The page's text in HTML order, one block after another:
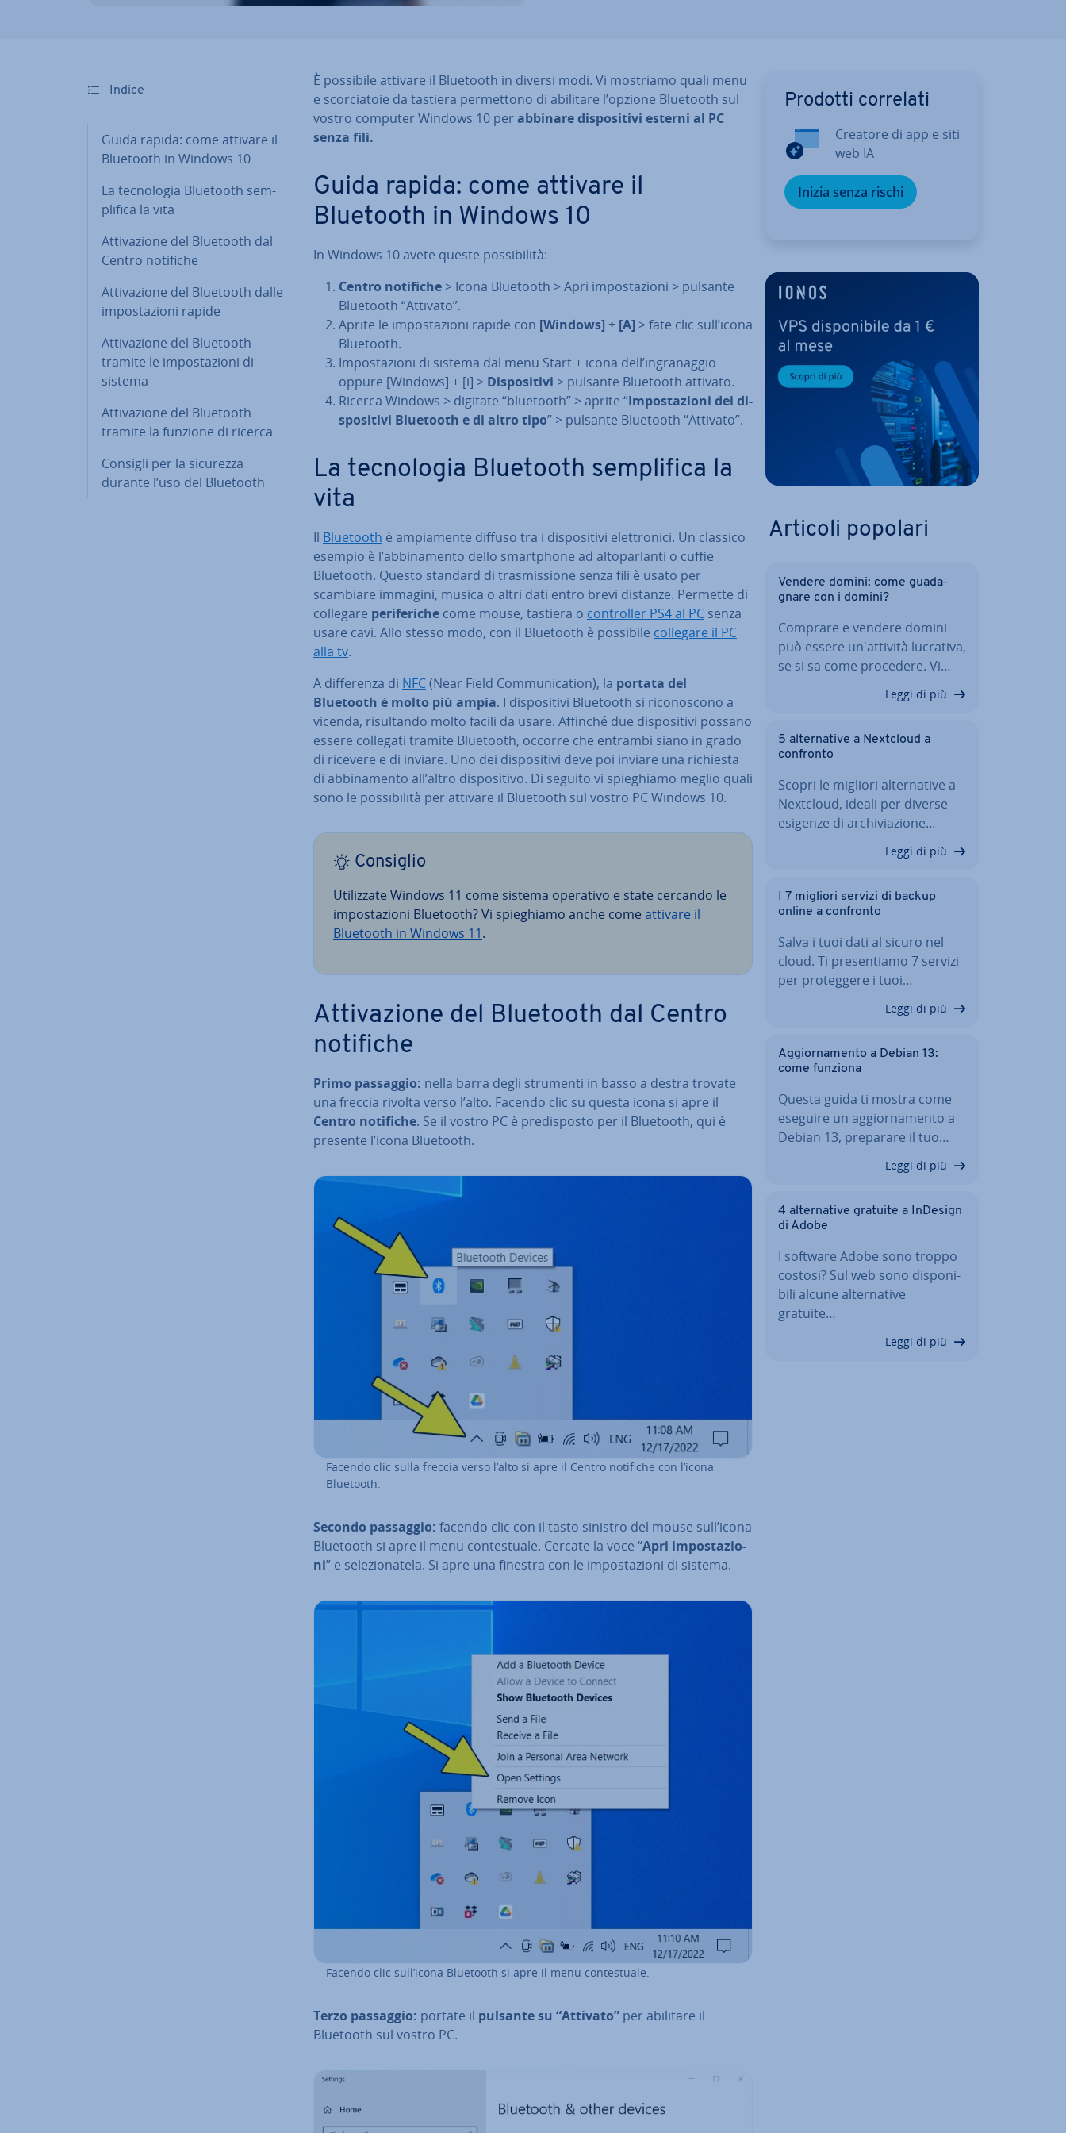
Indice
Guida rapida: come attivare il
Bluetooth in Windows 10
La tec­no­lo­gia Bluetooth sem­
pli­fi­ca la vita
At­ti­va­zio­ne del Bluetooth dal
Centro notifiche
At­ti­va­zio­ne del Bluetooth dalle
im­po­sta­zio­ni rapide
At­ti­va­zio­ne del Bluetooth
tramite le im­po­sta­zio­ni di
sistema
At­ti­va­zio­ne del Bluetooth
tramite la funzione di ricerca
Consigli per la sicurezza
durante l’uso del Bluetooth
È possibile attivare il Bluetooth in diversi modi. Vi mostriamo quali menu
e scor­cia­to­ie da tastiera per­met­to­no di abilitare l’opzione Bluetooth sul
vostro computer Windows 10 per abbinare di­spo­si­ti­vi esterni al PC
senza fili.
Guida rapida: come attivare il
Bluetooth in Windows 10
In Windows 10 avete queste pos­si­bi­li­tà:
Centro notifiche > Icona Bluetooth > Apri im­po­sta­zio­ni > pulsante
Bluetooth “Attivato”.
Aprite le im­po­sta­zio­ni rapide con [Windows] + [A] > fate clic sull’icona
Bluetooth.
Im­po­sta­zio­ni di sistema dal menu Start + icona dell’in­gra­nag­gio
oppure [Windows] + [i] > Di­spo­si­ti­vi > pulsante Bluetooth attivato.
Ricerca Windows > digitate “bluetooth” > aprite “Im­po­sta­zio­ni dei di­
spo­si­ti­vi Bluetooth e di altro tipo” > pulsante Bluetooth “Attivato”.
La tec­no­lo­gia Bluetooth sem­pli­fi­ca la
vita
Il Bluetooth è am­pia­men­te diffuso tra i di­spo­si­ti­vi elet­tro­ni­ci. Un classico
esempio è l’ab­bi­na­men­to dello smart­pho­ne ad al­to­par­lan­ti o cuffie
Bluetooth. Questo standard di tra­smis­sio­ne senza fili è usato per
scambiare immagini, musica o altri dati entro brevi distanze. Permette di
collegare pe­ri­fe­ri­che come mouse, tastiera o con­trol­ler PS4 al PC senza
usare cavi. Allo stesso modo, con il Bluetooth è possibile collegare il PC
alla tv.
A dif­fe­ren­za di NFC(Near Field Com­mu­ni­ca­tion), la portata del
Bluetooth è molto più ampia. I di­spo­si­ti­vi Bluetooth si ri­co­no­sco­no a
vicenda, ri­sul­tan­do molto facili da usare. Affinché due di­spo­si­ti­vi possano
essere collegati tramite Bluetooth, occorre che entrambi siano in grado
di ricevere e di inviare. Uno dei di­spo­si­ti­vi deve poi inviare una richiesta
di ab­bi­na­men­to all’altro di­spo­si­ti­vo. Di seguito vi spie­ghia­mo meglio quali
sono le pos­si­bi­li­tà per attivare il Bluetooth sul vostro PC Windows 10.
Consiglio
Uti­liz­za­te Windows 11 come sistema operativo e state cercando le
im­po­sta­zio­ni Bluetooth? Vi spie­ghia­mo anche come attivare il
Bluetooth in Windows 11.
At­ti­va­zio­ne del Bluetooth dal Centro
notifiche
Primo passaggio: nella barra degli strumenti in basso a destra trovate
una freccia rivolta verso l’alto. Facendo clic su questa icona si apre il
Centro notifiche. Se il vostro PC è pre­di­spo­sto per il Bluetooth, qui è
presente l’icona Bluetooth.
Facendo clic sulla freccia verso l’alto si apre il Centro notifiche con l’icona
Bluetooth.
Secondo passaggio: facendo clic con il tasto sinistro del mouse sull’icona
Bluetooth si apre il menu con­te­stua­le. Cercate la voce “Apri im­po­sta­zio­
ni” e se­le­zio­na­te­la. Si apre una finestra con le im­po­sta­zio­ni di sistema.
Facendo clic sull’icona Bluetooth si apre il menu con­te­stua­le.
Terzo passaggio: portate il pulsante su “Attivato” per abilitare il
Bluetooth sul vostro PC.
Prodotti correlati
Creatore di app e siti
web IA
Inizia senza rischi
Articoli popolari
Vendere domini: come gua­da­
gna­re con i domini?
Comprare e vendere domini
può essere un'at­ti­vi­tà lucrativa,
se si sa come procedere. Vi…
Leggi di più
5 al­ter­na­ti­ve a Nextcloud a
confronto
Scopri le migliori al­ter­na­ti­ve a
Nextcloud, ideali per diverse
esigenze di ar­chi­via­zio­ne…
Leggi di più
I 7 migliori servizi di backup
online a confronto
Salva i tuoi dati al sicuro nel
cloud. Ti pre­sen­tia­mo 7 servizi
per pro­teg­ge­re i tuoi…
Leggi di più
Ag­gior­na­men­to a Debian 13:
come funziona
Questa guida ti mostra come
eseguire un ag­gior­na­men­to a
Debian 13, preparare il tuo…
Leggi di più
4 al­ter­na­ti­ve gratuite a InDesign
di Adobe
I software Adobe sono troppo
costosi? Sul web sono di­spo­ni­
bi­li alcune al­ter­na­ti­ve
gratuite…
Leggi di più